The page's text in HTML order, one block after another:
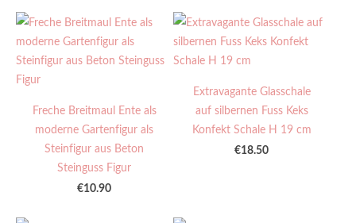
Freche Breitmaul Ente als
moderne Gartenfigur als
Steinfigur aus Beton
Steinguss Figur
€10.90
Extravagante Glasschale
auf silbernen Fuss Keks
Konfekt Schale H 19 cm
€18.50